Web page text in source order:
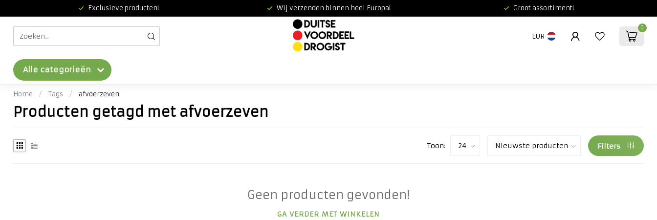
Exclusieve producten! Wij verzenden binnen heel Europa! Groot assortiment!
EUR
0
Alle categorieën
Home / Tags / afvoerzeven
Producten getagd met afvoerzeven
Toon: Filters
Geen producten gevonden!
GA VERDER MET WINKELEN